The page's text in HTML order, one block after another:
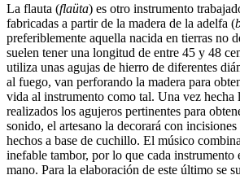
La flauta (flaüta) es otro instrumento
fabricadas a partir de la madera de la adelfa (
preferiblemente aquella nacida en tierras no
suelen tener una longitud de entre 45 y 48
utiliza unas agujas de hierro de diferentes
al fuego, van perforando la madera para
vida al instrumento como tal. Una vez hecha
realizados los agujeros pertinentes para
sonido, el artesano la decorará con
hechos a base de cuchillo. El músico
inefable tambor, por lo que cada instrumento
mano. Para la elaboración de este último se